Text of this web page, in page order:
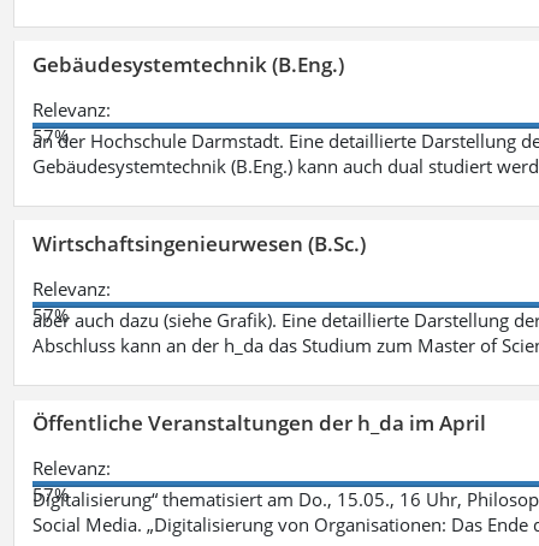
Gebäudesystemtechnik (B.Eng.)
Relevanz:
57%
an der Hochschule Darmstadt. Eine detaillierte Darstellung
Gebäudesystemtechnik (B.Eng.) kann auch dual studiert
Wirtschaftsingenieurwesen (B.Sc.)
Relevanz:
57%
aber auch dazu (siehe Grafik). Eine detaillierte Darstellung
Abschluss kann an der h_da das Studium zum Master of
Öffentliche Veranstaltungen der h_da im April
Relevanz:
57%
Digitalisierung“ thematisiert am Do., 15.05., 16 Uhr,
Social Media. „Digitalisierung von Organisationen: Das Ende